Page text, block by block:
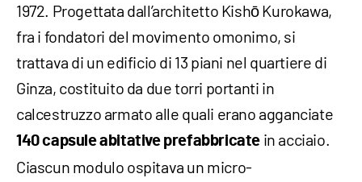
1972. Progettata dall’architetto Kishō Kurokawa,
fra i fondatori del movimento omonimo, si
trattava di un edificio di 13 piani nel quartiere di
Ginza, costituito da due torri portanti in
calcestruzzo armato alle quali erano agganciate
140 capsule abitative prefabbricate in acciaio.
Ciascun modulo ospitava un micro-